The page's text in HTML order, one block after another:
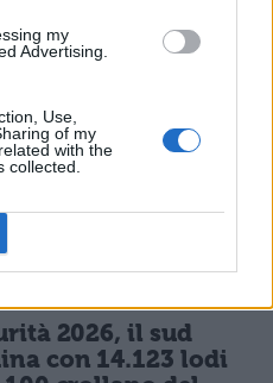
my
Advertising.
Use,
of my
with the
collected.
2026, il sud
con 14.123 lodi